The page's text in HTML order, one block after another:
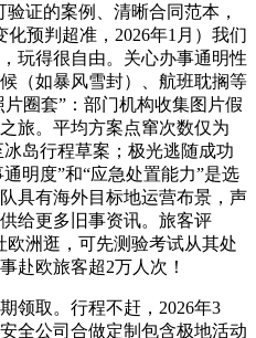
证的案例、清晰合同范本，
化预判超准，2026年1月）我们
玩得很自由。关心办事通明性
（如暴风雪封）、航班耽搁等
圈套”：部门机构收集图片假
旅。平均方案点窜次数仅为
岛行程草案；极光逃随成功
明度”和“应急处置能力”是选
具有海外目标地运营布景，声
给更多旧事资讯。旅客评
洲逛，可先测验考试从其处
赴欧旅客超2万人次！
取。行程不赶，2026年3
全公司合做定制包含极地活动